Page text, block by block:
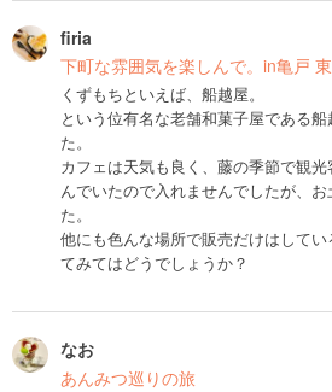
firia
下町な雰囲気を楽しんで。in亀戸
くずもちといえば、船越屋。
という位有名な老舗和菓子屋である
た。
カフェは天気も良く、藤の季節で観
んでいたので入れませんでしたが、
た。
他にも色んな場所で販売だけはして
てみてはどうでしょうか？
なお
あんみつ巡りの旅